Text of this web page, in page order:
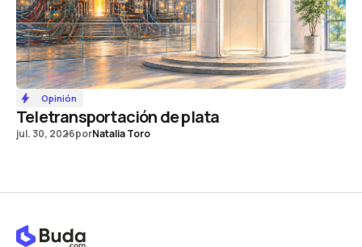
Opinión
Teletransportación de plata
jul. 30, 2026porNatalia Toro